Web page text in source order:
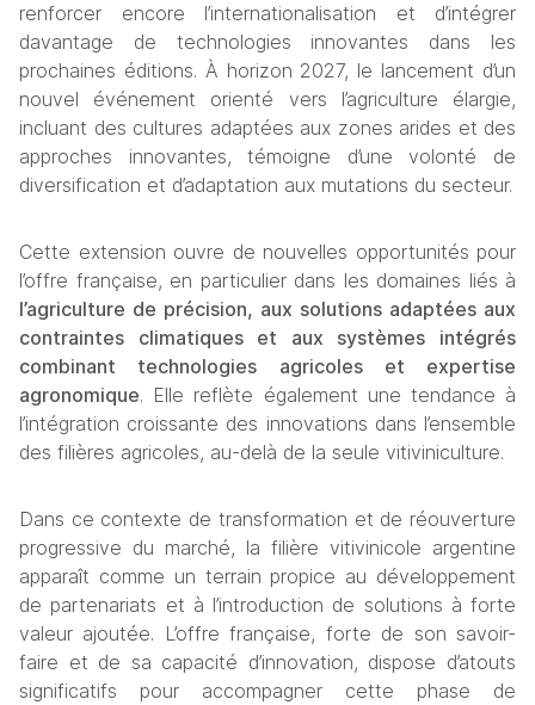
renforcer encore l’internationalisation et d’intégrer
davantage de technologies innovantes dans les
prochaines éditions. À horizon 2027, le lancement d’un
nouvel événement orienté vers l’agriculture élargie,
incluant des cultures adaptées aux zones arides et des
approches innovantes, témoigne d’une volonté de
diversification et d’adaptation aux mutations du secteur.
Cette extension ouvre de nouvelles opportunités pour
l’offre française, en particulier dans les domaines liés à
l’agriculture de précision, aux solutions adaptées aux
contraintes climatiques et aux systèmes intégrés
combinant technologies agricoles et expertise
agronomique. Elle reflète également une tendance à
l’intégration croissante des innovations dans l’ensemble
des filières agricoles, au-delà de la seule vitiviniculture.
Dans ce contexte de transformation et de réouverture
progressive du marché, la filière vitivinicole argentine
apparaît comme un terrain propice au développement
de partenariats et à l’introduction de solutions à forte
valeur ajoutée. L’offre française, forte de son savoir-
faire et de sa capacité d’innovation, dispose d’atouts
significatifs pour accompagner cette phase de